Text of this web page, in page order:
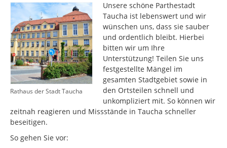
Rathaus der Stadt Taucha
Unsere schöne Parthestadt
Taucha ist lebenswert und wir
wünschen uns, dass sie sauber
und ordentlich bleibt. Hierbei
bitten wir um Ihre
Unterstützung! Teilen Sie uns
festgestellte Mängel im
gesamten Stadtgebiet sowie in
den Ortsteilen schnell und
unkompliziert mit. So können wir
zeitnah reagieren und Missstände in Taucha schneller
beseitigen.
So gehen Sie vor: